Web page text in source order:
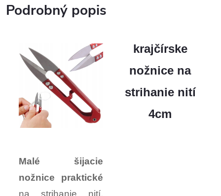
Podrobný popis
krajčírske
nožnice na
strihanie nití
4cm
Malé šijacie
nožnice praktické